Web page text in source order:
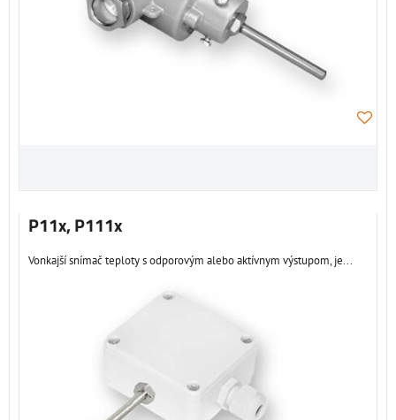
P11x, P111x
Vonkajší snímač teploty s odporovým alebo aktívnym výstupom, je...